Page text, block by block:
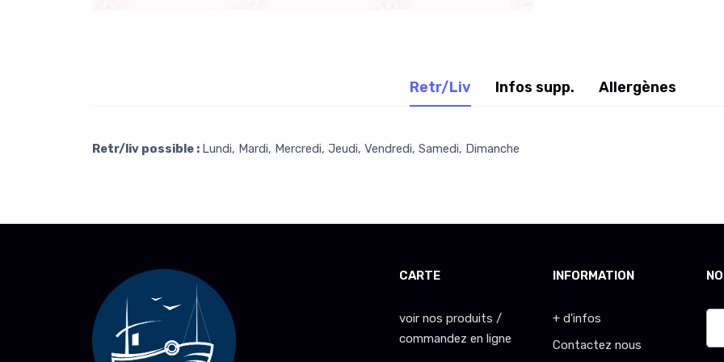
Retr/Liv Infos supp. Allergènes
Retr/liv possible : Lundi, Mardi, Mercredi, Jeudi, Vendredi, Samedi, Dimanche
CARTE
voir nos produits /
commandez en ligne
INFORMATION
+ d'infos
Contactez nous